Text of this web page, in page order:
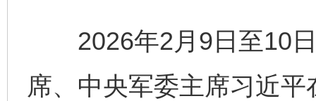
2026年2月9日至10日
席、中央军委主席习近